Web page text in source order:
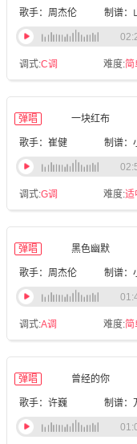
歌手：周杰伦 制谱：
调式:C调 难度:简
弹唱 一块红布
歌手：崔健 制谱：
调式:G调 难度:适
弹唱 黑色幽默
歌手：周杰伦 制谱：
调式:A调 难度:简
弹唱 曾经的你
歌手：许巍 制谱：